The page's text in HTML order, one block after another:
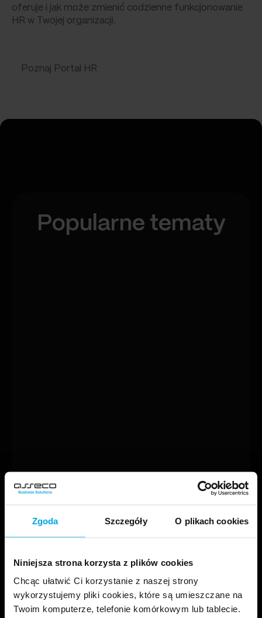
Zgoda Szczegóły O plikach cookies
Niniejsza strona korzysta z plików cookies
Chcąc ułatwić Ci korzystanie z naszej strony
wykorzystujemy pliki cookies, które są umieszczane na
Twoim komputerze, telefonie komórkowym lub tablecie.
oferuje i jak może zmienić codzienne funkcjonowanie
HR w Twojej organizacji.
Poznaj Portal HR
Popularne tematy